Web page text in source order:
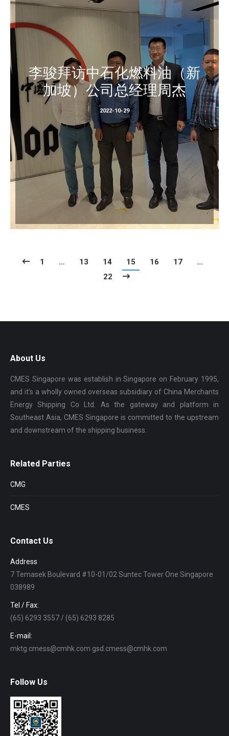
李骏拜访中石化燃料油（新
加坡）公司总经理周杰
2022-10-29
1 … 13 14 15 16 17
…
22
About Us
CMES Singapore was establish in Singapore on February 1995,
and it’s a wholly owned overseas subsidiary of China Merchants
Energy Shipping Co Ltd. As the gateway and platform in
Southeast Asia, CMES Singapore is committed to the upstream
and downstream of the shipping business.
Related Parties
CMG
CMES
Contact Us
Address
7 Temasek Boulevard #10-01/02 Suntec Tower One Singapore
038989
Tel / Fax:
(65) 6293 3557 / (65) 6293 8285
E-mail:
mktg.cmess@cmhk.com gsd.cmess@cmhk.com
Follow Us